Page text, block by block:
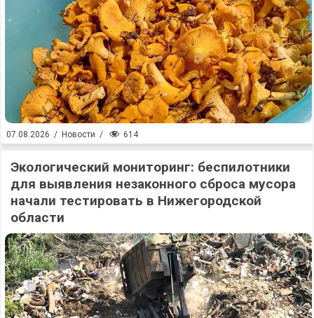
07.08.2026 / Новости / 614
Экологический мониторинг: беспилотники
для выявления незаконного сброса мусора
начали тестировать в Нижегородской
области